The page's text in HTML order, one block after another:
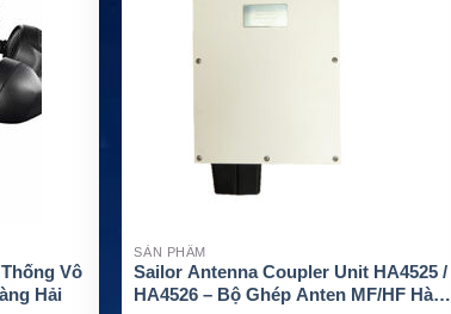
Vô
Hải
SẢN PHẨM
Sailor Antenna Coupler Unit HA4525 /
HA4526 – Bộ Ghép Anten MF/HF Hàng